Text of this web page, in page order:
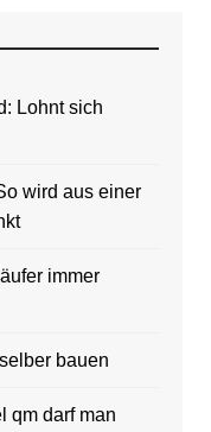
Lohnt sich
wird aus einer
immer
bauen
qm darf man